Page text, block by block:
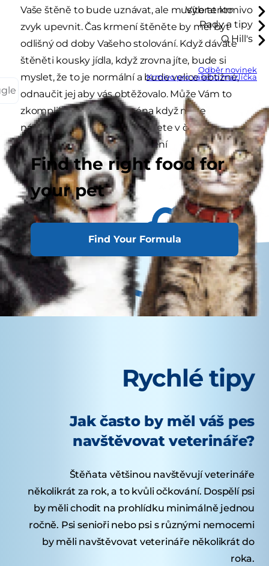
Vybrat krmivo
Rady a tipy
O Hill's
Odběr novinek
Krmivo pro vašeho mazlíčka
Find the right food for
your pet
Find Your Formula
Vaše štěně to bude uznávat, ale musíte tento
zvyk upevnit. Čas krmení štěněte by měl být
odlišný od doby Vašeho stolování. Když dáváte
štěněti kousky jídla, když zrovna jíte, bude si
myslet, že to je normální a bude velice obtížné,
odnaučit jej aby vás obtěžovalo. Může Vám to
zkomplikovat život, zejména když máte
návštěvu. Více informací najdete v článku
o Základních pravidlech krmení
Rychlé tipy
Jak často by měl váš pes
navštěvovat veterináře?
Štěňata většinou navštěvují veterináře
několikrát za rok, a to kvůli očkování. Dospělí psi
by měli chodit na prohlídku minimálně jednou
ročně. Psi senioři nebo psi s různými nemocemi
by měli navštěvovat veterináře několikrát do
roka.